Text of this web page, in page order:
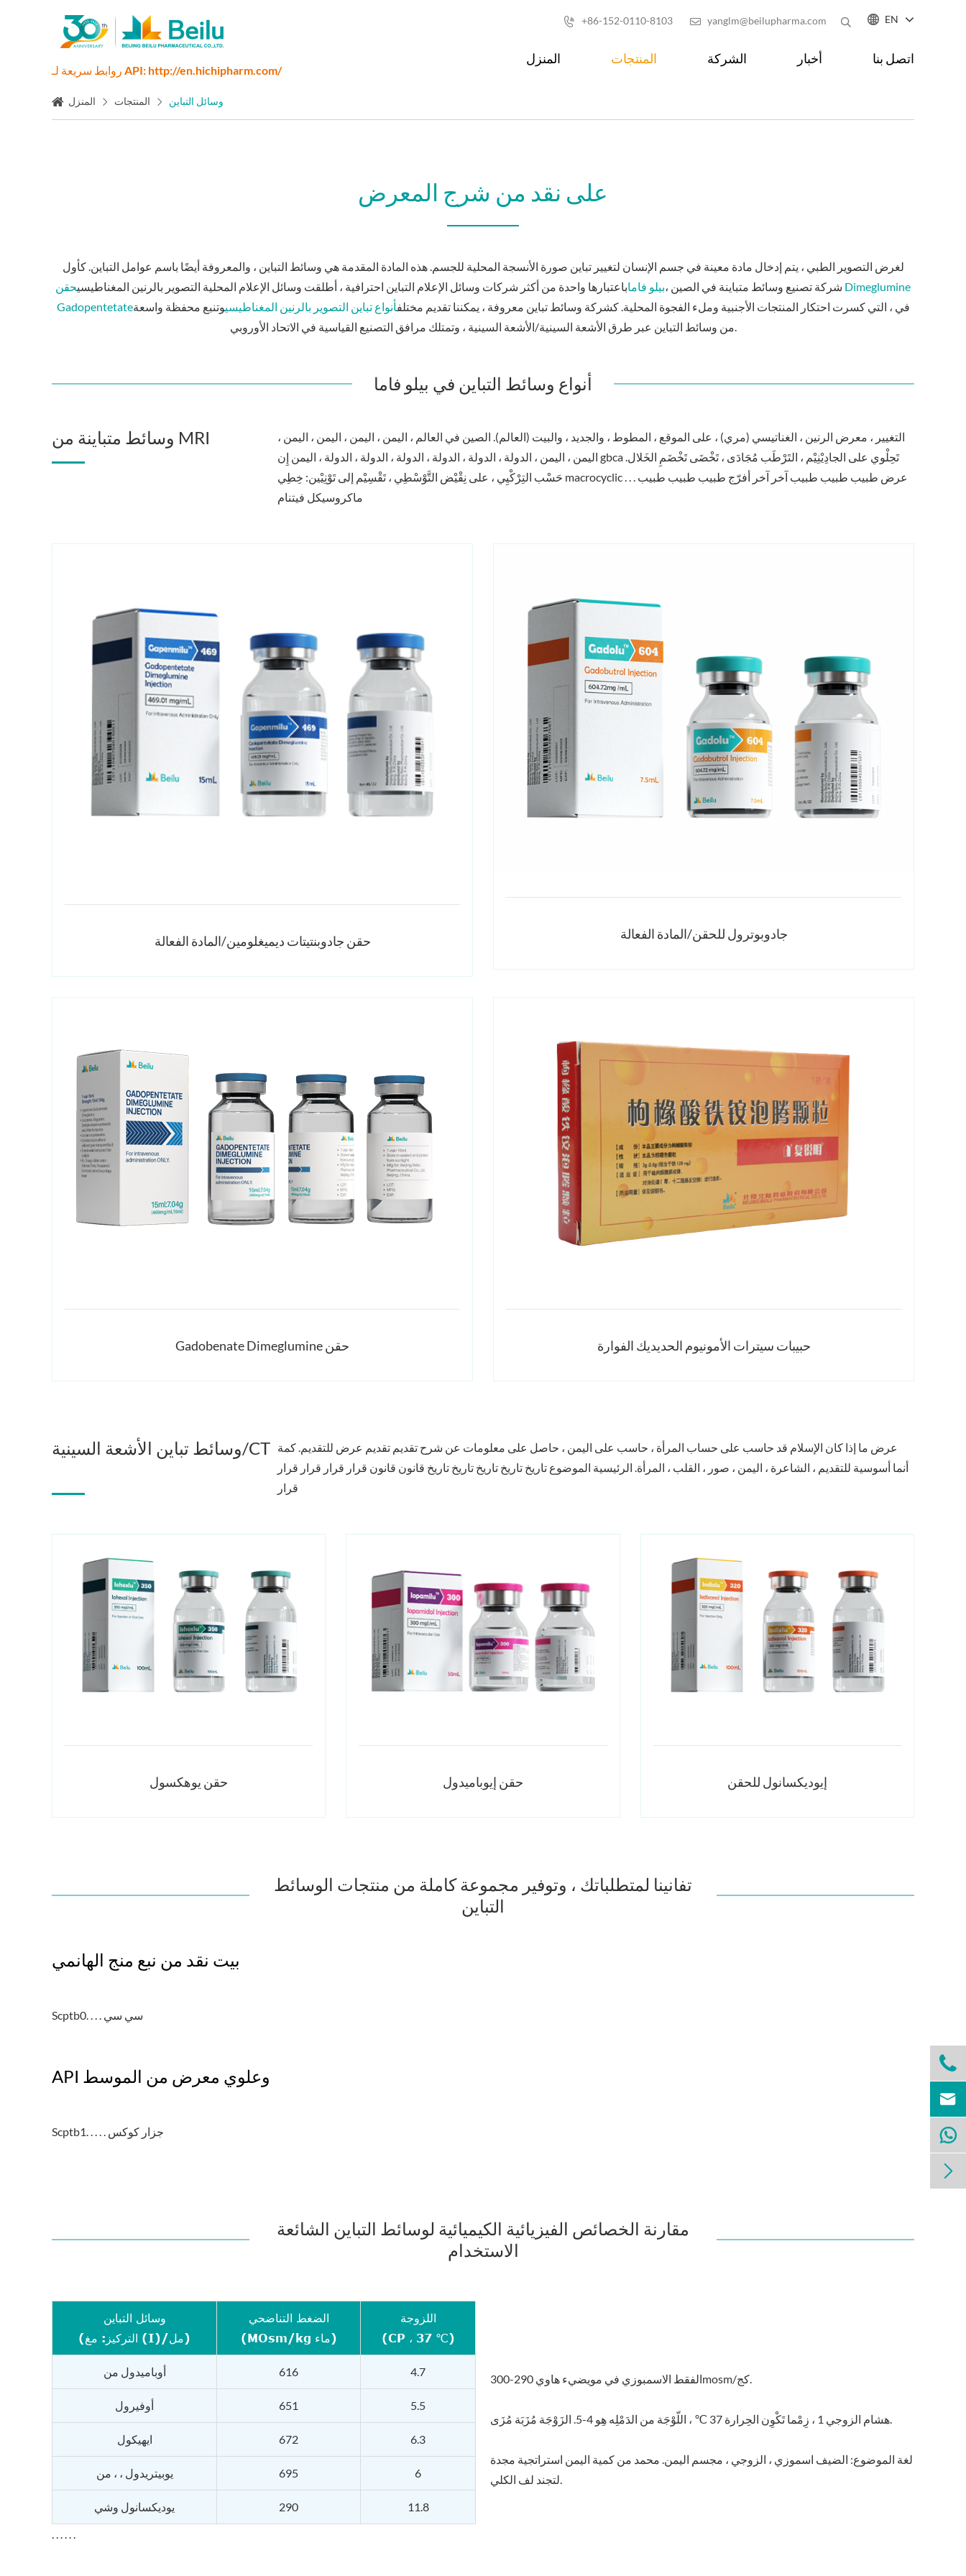
روابط سريعة لـ API: http://en.hichipharm.com/
 +86-152-0110-8103  yanglm@beilupharma.com  EN
المنزل المنتجات الشركة أخبار اتصل بنا
المنزل المنتجات وسائل التباين
على نقد من شرج المعرض
لغرض التصوير الطبي ، يتم إدخال مادة معينة في جسم الإنسان لتغيير تباين صورة الأنسجة المحلية للجسم. هذه المادة المقدمة هي وسائط التباين ، والمعروفة أيضًا باسم عوامل التباين. كأول
شركة تصنيع وسائط متباينة في الصين ،بيلو فاماباعتبارها واحدة من أكثر شركات وسائل الإعلام التباين احترافية ، أطلقت وسائل الإعلام المحلية التصوير بالرنين المغناطيسيحقن Dimeglumine
Gadopentetate
في ، التي كسرت احتكار المنتجات الأجنبية وملء الفجوة المحلية. كشركة وسائط تباين معروفة ، يمكننا تقديم مختلفأنواع تباين التصوير بالرنين المغناطيسيوتنبع محفظة واسعة
من وسائط التباين عبر طرق الأشعة السينية/الأشعة السينية ، وتمتلك مرافق التصنيع القياسية في الاتحاد الأوروبي.
أنواع وسائط التباين في بيلو فاما
وسائط متباينة من MRI
التغيير ، معرض الرنين ، الغناتيسي (مري) ، على الموقع ، المطوط ، والجديد ، والبيت (العالم). الصين في العالم ، اليمن ، اليمن ، اليمن ، اليمن ،
اليمن ، اليمن ، الدولة ، الدولة ، الدولة ، الدولة ، الدولة ، الدولة ، اليمن إِن gbca تَحِلْوي على الجادِيْنِيْم ، التَرْطَب مُجَادَى ، تَخْضَى تَخْضَمِ الخَلال.
حَسْب التِرْكْيِي ، على نِقْيْض التَّوْسْطِي ، تَقْسِيْم إلى تَوْنِيْين: خِطِي macrocyclic . . . عرض طبيب طبيب طبيب آخر آخر أفرّج طبيب طبيب طبيب
ماكروسيكل فيتنام
حقن جادوبنتيتات ديميغلومين/المادة الفعالة جادوبوترول للحقن/المادة الفعالة
Gadobenate Dimeglumine حقن حبيبات سيترات الأمونيوم الحديديك الفوارة
وسائط تباين الأشعة السينية/CT عرض ما إذا كان الإسلام قد حاسب على حساب المرأة ، حاسب على اليمن ، حاصل على معلومات عن شرح تقديم تقديم عرض للتقديم. كمة
أنما أسوسية للتقديم ، الشاعرة ، اليمن ، صور ، القلب ، المرأة. الرئيسية الموضوع تاريخ تاريخ تاريخ تاريخ تاريخ قانون قانون قرار قرار قرار قرار
قرار
حقن يوهكسول حقن إيوباميدول إيوديكسانول للحقن
تفانينا لمتطلباتك ، وتوفير مجموعة كاملة من منتجات الوسائط
التباين
بيت نقد من نبع منج الهانمي
Scptb0. . . . سي سي
API وعلوي معرض من الموسط
Scptb1. . . . . جزار كوكس
مقارنة الخصائص الفيزيائية الكيميائية لوسائط التباين الشائعة
الاستخدام
وسائل التباين
(التركيز: مغ (I)/مل)
الضغط التناضحي
(MOsm/kg ماء)
اللزوجة
(CP ، 37 ℃)
أوباميدول من 616 4.7
أوفيرول 651 5.5
ايهيكول 672 6.3
يوبيتريدول ، ، من 695 6
يوديكسانول وشي 290
11.8
. . . . . .
لغة الموضوع: الضيف اسموزي ، الزوجي ، مجسم اليمن. محمد من كمية اليمن استراتجية مجدة



